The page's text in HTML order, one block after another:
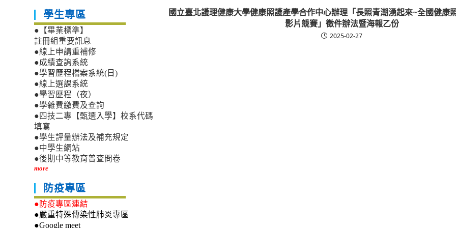
國立臺北護理健康大學健康照護產學合作中心辦理「長照青潮湧起來~全國健康
影片競賽」徵件辦法暨海報乙份
2025-02-27
學生專區
●【畢業標準】
註冊組重要訊息
●線上申請重補修
●成績查詢系統
●學習歷程檔案系統(日)
●線上選課系統
●學習歷程（夜）
●學雜費繳費及查詢
●四技二專【甄選入學】校系代碼
填寫
●學生評量辦法及補充規定
●中學生網站
●後期中等教育普查問卷
more
防疫專區
●防疫專區連結
●嚴重特殊傳染性肺炎專區
●Google meet